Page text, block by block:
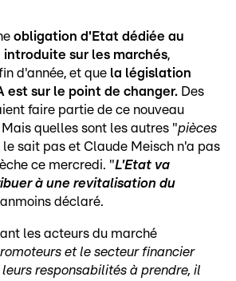
obligation d'Etat dédiée au
sur les marchés,
d'année, et que la législation
est sur le point de changer. Des
faire partie de ce nouveau
quelles sont les autres "pièces
le sait pas et Claude Meisch n'a pas
ce mercredi. "L'Etat va
à une revitalisation du
déclaré.
les acteurs du marché
et le secteur financier
responsabilités à prendre, il